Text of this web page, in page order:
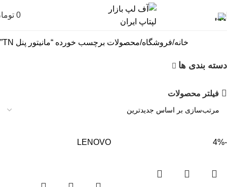
0
خانه فروشگاه محصولات برچسب خورده “مانیتور پنل TN”
دسته بندی ها
فیلتر محصولات
-4%
LENOVO